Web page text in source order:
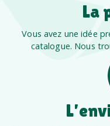
La
Vous avez une idée
catalogue. Nous